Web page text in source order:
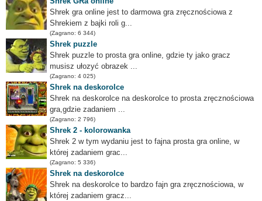
Shrek gra online jest to darmowa gra zręcznościowa z
Shrekiem z bajki roli g...
(Zagrano: 6 344)
Shrek puzzle
Shrek puzzle to prosta gra online, gdzie ty jako gracz
musisz ułozyć obrazek ...
(Zagrano: 4 025)
Shrek na deskorolce
Shrek na deskorolce na deskorolce to prosta zręcznościowa
gra,gdzie zadaniem ...
(Zagrano: 2 796)
Shrek 2 - kolorowanka
Shrek 2 w tym wydaniu jest to fajna prosta gra online, w
której zadaniem grac...
(Zagrano: 5 336)
Shrek na deskorolce
Shrek na deskorolce to bardzo fajn gra zręcznościowa, w
której zadaniem gracz...